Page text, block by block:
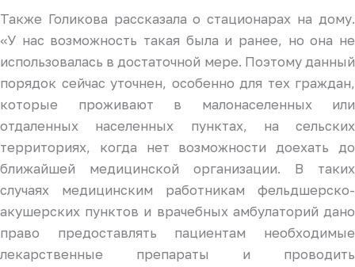
Также Голикова рассказала о стационарах на дому.
«У нас возможность такая была и ранее, но она не
использовалась в достаточной мере. Поэтому данный
порядок сейчас уточнен, особенно для тех граждан,
которые проживают в малонаселенных или
отдаленных населенных пунктах, на сельских
территориях, когда нет возможности доехать до
ближайшей медицинской организации. В таких
случаях медицинским работникам фельдшерско-
акушерских пунктов и врачебных амбулаторий дано
право предоставлять пациентам необходимые
лекарственные препараты и проводить